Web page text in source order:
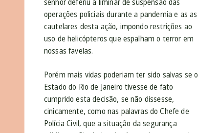
operações policiais durante a pandemia e as as
cautelares desta ação, impondo restrições ao
uso de helicópteros que espalham o terror em
nossas favelas.
Porém mais vidas poderiam ter sido salvas se o
Estado do Rio de Janeiro tivesse de fato
cumprido esta decisão, se não dissesse,
cinicamente, como nas palavras do Chefe de
Polícia Civil, que a situação da segurança